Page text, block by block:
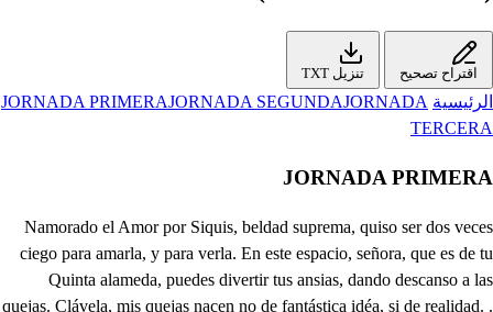
اقتراح تصحيح تنزيل TXT
الرئيسية JORNADA PRIMERAJORNADA SEGUNDAJORNADA
TERCERA
JORNADA PRIMERA
Namorado el Amor por Siquis, beldad suprema, quiso ser dos veces ciego para amarla, y para verla. En este espacio, señora, que es de tu Quinta alameda, puedes divertir tus ansias, dando descanso a las quejas. Clávela, mis quejas nacen no de fantástica idéa, si de realidad. . Lo creo; y por esa razón misma digo yo, que en este sitio te alivies, y te diviertas. Los dengues, que hace la Ninfa, y dos novios, como en peras, tiene en que escoger. Dejadme aquí sola con Clavela. A obedecerte aspiramos. . Ya que solita te quedas, Doña Elena mi señora, Venus de Jerez la excelsa, Clavela, tu fiel criada (consultora, o confidenta) te suplica aquí rendida con toda la reverencia, que una criada a su ama puede preguntar atenta, que de tu rara aprensión la noticia te merezca; porque tal vez a las amas dan alivio las sirvientas. Mira, que yo sé callar, pues de Margarita bella, y Don Enrique, que fueron asunto de esta novela (y residen en Lisboa para gozar de una herencia) tuve la Secretaria de toda su confidencia. No tiene mi, pena alivio, porque la culpa es ajena. Pues por qué quieres pagarla, si tú no hiciste la deuda? Porque en crédito de honor la no culpada se afrenta. Habla claro y sin embozos, que yo romperé la nema. Tu hermano el señor Don Juan de Alvarado no desea por su casa tan ilustre, por su gusto, y conveniencia, y te ha propuesto te cases, di, con Don Sancho de Herrera, hijo de Don Cosme, que es Soldado, de Marte afrenta, que se ha criado en Italia Adonis en gentileza? Es verdad; pero no nace de esa pretensión mi queja, que aunque Don Sancho es galán, no confronta con mi estrella. Pues nuestro Corregidor, Montañés de casco, y letras, con Don Luis su sobrino no trae la pretensión misma, y al canto un genio sencillo, que es doblado por su renta? Clavela, mi libertad no está a interés sujeta. Pues qué es tu queja, señora, si amor, ni interés la lleva? Tener un hermano ciego, que su menosprecio ostenta, queriendo ser en Jerez el vilipendio, y la besa del Pueblo. . Ya caigo en ello: ello es, porque galantea a Juana, aquella solemne invaidora y hechicera, que a Enrique, y a Margarita::- No prosigas, cesa, cesa; no prosigas, calla, calla, que el corazón me penetra el imaginarlo solo: tan ciego se ve por ella, que sin atender respetos de su sangre, y de sus prendas, ha llegado varias veces a despreciarme. . Eso es tema: si ella vive retirada, qué importa, que la pretenda? será diversión no más. Y aquella nota primera con que el Pueblo la conoce, le eximirá de la afrenta? En llegando a estos asuntos, todo mi pecho es un etna contra Juana, es un vesubio el alma. Que le despeña el caballo. . Detenedle. Al ribazo. . A la ladera. Ay señora! que a un airoso joven, allí con violencia un caballo precipita. . . Indomito bruto, sea mi valor quien de este modo pare tu infiel obediencia. Ya mi hermano, con su espada le cortó todas las fuerzas. Pero el galán Faetón casi muerto está en la tierra. Aquí se acercan con él. Ay qué lástima! Clavela, hermana. . Don Juan, qué es esto? Qué ha de ser? que la violencia de aquel caballo a este joven (que ignoro hermana, quien sea) del modo, que ya advertiste, le ha puesto en la contingencia de que déspida el aliento: Mas pues quieren las estrellas, que a las puertas de mi Quinta haya sido su tragedia, haz, que (llevándole a dentro) algún alivio se ofrezca, que le redima la vida. Airosa, y noble presencia. Ay qué bonito es, señora! lástima es, que se nos muera. Venid conmigo. Caidita, y galáncito de prendas se entra por casa? Jú, jú, maula lleva aquesta idéa. . Cielos, quién será este joven! Vaya fuera la hechicera. A ella. . Qué escucho, ansias? a Juana allí la atropella el vulgo infiel, sin respeto: qué hace mi atenta nobleza, que (además de que la estimo por sus naturales prendas) siendo mujer, no se expone a ampararla, y defenderla? . A la hechicera. . A la bruja. Muera apedreada muera. Válgame todo el infierno, pues no hallo amparo en la tierra. Ah bárbaro vulgo infiel, así con viles afrentas me ultrajas? vive mi ardor, que una, y mil veces me pesa de no ejercitar mis Artes para vengar mis ofensas. Yo herida? yo despreciada? Si tu libertad deseas, en tu albedrío consiste el vengar tanta violencia. Si el oído no me engaña, la voz presumo, que es esta de la Coneja, que un tiempo fue mi tutora, y maestra: será ilusión? . No lo es. Voz, que me animas, y esfuerzas, redimiré mi opinión? Sí, como tú lo consientas, dando rienda a tu albedrío. Si consiento: ánimo, alienta, vea el ingrato Pueblo de Jerez, que él me despeña a proseguir mis asombros por sus bárbaras violencias. Por allí va. Juana hermosa, en tu amparo, y tu defensa Don Sancho de Hérrera altivo, que adora tus luces bellas, contra ese furioso monstruo te defiende. . Tu fineza espero pagar, Don Sancho. Juana, en mi Quinta te entra, mientras, que mi fuerte acero a defenderte se arriesga. Cielos si disculpa cabe, disculpa mi arrojo tenga. . Don Sancho? . Don Juan? A ellos. Muera la hechicera, muera. Villanos, el ser mujer nos os contiene? . Una hechicera no merece esa atención. A ellos, Don Sancho. . Lluevan rayos de nuestro valor contra bárbaras fierezas. La justicia, Caballeros. Todo el mundo aquí se tenga. Hijo, Don Juan? Vamos claros; quien causa estas insolencias, sin advertir, sin mirar, que aquesta Vara maneja Don Melitón de Guevara, hombre de capricho y letras, iguales a la hidalguía, que el ser Montañés ostenta? Señor, con aquel respeto, que se debe a vuestra ciencia, vuestra autoridad, y canas, no podemos más respuesta daros, de que aquesa gente (sin que la causa se advierta) a Juana, a quien en Jerez::- A dónde está esta embustera? que la voy a revanar no menos, que las orejas. Bruto, a qué vienes aquí? A lo mismo, que estas bestias: vaya, que mi tío me honra de los pies a la cabeza. Proseguid, señor Don Sancho, y sin mucha arenga sea. Digo, que a Juana, señor, a quien por sus raras prendas la Rabicortona llaman, persiguieron con fiereza esas gentes, y a este tiempo (porque el ser mujer es deuda en cualquiera Caballero) Don Juan con su gentileza, y yo con mi bizarría ostentamos su defensa. Y qué casual incidente ha producido la inepta horrisona confusión de vuestra impulsante scena? Señor, por el testimonio que se tomó (aunque de priesa) consta, que yendo a la plaza por cosas, que allí se ferian, uno bruja la llamó. Si señor; y ella con flema entre dimes, y diretes armó una fuerte pelea: tomó un cuchillo, y a uno le hizo una cruz, y muy buena; a otro le rasgó la boca, y a otro le cortó las yemas: alborotose la gente, y dieron al fin tras ella. Hay efusión sanguinaria? Pues si hay herida, no es fuerza? la bilís, y pituita rebañó, como manteca. Criminaliza es la causa, esto ya queda a mi cuenta. Sosiéguese el popular, y prosígase con recta averiguación, donde yace la agresora. Ay Juana bella! vuelve al cántaro las nueces, pues perder la tuya es fuerza. Mi tío si empieza a hablar, el demonio, que le entienda. Sabéis vos, y vos a donde hizo aufugio esta traviesa? , . No señor. Pues al momento se inserten las diligencias, y los Autos a mi estudio, que no la valdrán sus tretas de antes, porque ya (ay mi Juana!) está de prestigio excepta. Don Cosme, besoos las manos, señores, a la obediencia. Digo, tío, y de mi boda no habláis nada? A Doña Elena decidla, señor Don Juan, que se tenga tiesa, tiesa, que yo y mis seis mil ducados no son podríditas peras. Servidor, señor Don Cosme, Monfieures, a la obediencia. . Habrá mayor mentecato? Sancho vamos y modera esos impulsos, advierte, que nada se me reserva: no me des más, que sentir con travesuras como esta. . Señor en los Militares las bizarrías son prendas naturales. Bella Juana, mi amor adorarte intenta, aunque mi padre, y el mundo se opongan a mi fineza. Entro a ver si aquel airoso galán su alivio concierta, y también por si es que Juana, libre de su susto, premia las amantes expresiones de una alma, que en ella alienta. . Seor Farfulla, pues se halla de Portero en la prevenda, después, que Enrique su amo, y Margárita se ausentan a gozar las posesiones, que allá en Portugal heredan, mire que este nuevo oficio quiere manos, y no huecas. Yo con conciencia obraré. Sí, hijo mío, con conciencia; pero las uñas también con conciencia se manejan: y así, señor Don Farfulla, pues ya no tendremos muecas con la Rabicortoncilla, en viéndola, echar la presa, que como caiga en mis garras, yo haré le sueñe la penca. Hablar bien, siempre es mejor. Friólera, friolera: los valientes y el buen vino caen siempre en la ratonera. Adiós, que voy a evacuar todas estas diligencias. Yo también voy a lo mismo: ay Juana, lo que te espera! y como pagarás junto lo de esta, y la otra Comedia: si yo la agarro en un burro hará a todos reverencia. . De mi fortuna me admiro, aún más que de mi caída: que de Don Juan de Alvarado, bella Dama, esta es la Quinta? Sí señor: qué airoso, qué es! . Y una hermana peregrina, que ha de tener? . Es mi ama, la que por mi solicita saber ya cómo os halláis? Decidla (ay amor!) decidla me siento restablecido; pues quien a este templo arriva, no puede tener más riesgo por la Deidad, que le habita. Qué meloso, y qué rendido . tal señorito g Venis de Italia, según las cartas, que en la balija del Caballo se encontraron, y está en casa recogida? Sí, hermosa. Vaya, que yo toda me hago un almibar. Y un tal Don Sancho de Herrera? En Jerez también habita: conoceisle? . Fue mi amigo en Milán, cuando lucian en la palestra de Marte Espáñolas bizarrías. Con que sabréis de la Italia la primorosa delicia? Cantar diréis? no es así? Sí señor. . Algo me inclina (por afición) esa ciencia, porque allá mucho se estima. Y acá también: como soy, . que es el huésped una mina. Y el señor Don Juan? Discurro no tardará. . Pues querida, luego que venga, avisadme, que tengo cosa precisa que comunicar, pues vengo recomendado a su misma persona en ciertos asuntos; y ahora sea esta sortija, no paga, si solo filis de quien a esta casa estima. Señor ved: sobre galán, . empieza con dadivitas? Obedeceros en todo . es en mi